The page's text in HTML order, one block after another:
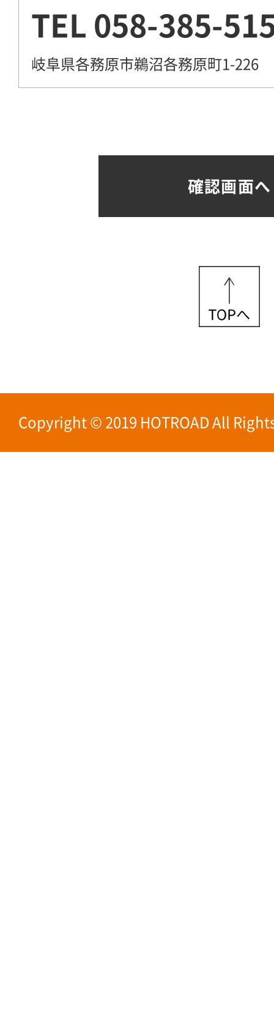
TEL 058-385-
岐阜県各務原市鵜沼各務原町1-226
Copyright © 2019 HOTROAD All